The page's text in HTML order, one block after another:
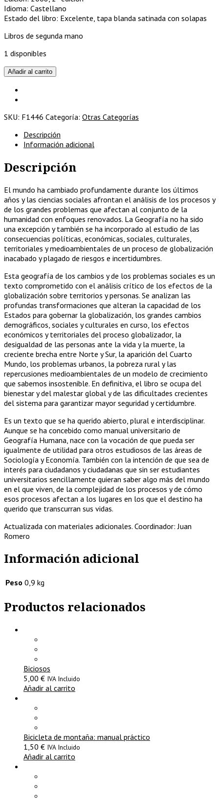
Idioma: Castellano
Estado del libro: Excelente, tapa blanda satinada con solapas
Libros de segunda mano
1 disponibles
Geografía
humana.
Procesos,
riesgos
incertidumbres
mundo
cantidad
Añadir al carrito
SKU: F1446 Categoría: Otras Categorías
Descripción
Información adicional
Descripción
El mundo ha cambiado profundamente durante los últimos
años y las ciencias sociales afrontan el análisis de los procesos y
de los grandes problemas que afectan al conjunto de la
humanidad con enfoques renovados. La Geografía no ha sido
una excepción y también se ha incorporado al estudio de las
consecuencias políticas, económicas, sociales, culturales,
territoriales y medioambientales de un proceso de globalización
inacabado y plagado de riesgos e incertidumbres.
Esta geografía de los cambios y de los problemas sociales es un
texto comprometido con el análisis crítico de los efectos de la
globalización sobre territorios y personas. Se analizan las
profundas transformaciones que alteran la capacidad de los
Estados para gobernar la globalización, los grandes cambios
demográficos, sociales y culturales en curso, los efectos
económicos y territoriales del proceso globalizador, la
desigualdad de las personas ante la vida y la muerte, la
creciente brecha entre Norte y Sur, la aparición del Cuarto
Mundo, los problemas urbanos, la pobreza rural y las
repercusiones medioambientales de un modelo de crecimiento
que sabemos insostenible. En definitiva, el libro se ocupa del
bienestar y del malestar global y de las dificultades crecientes
del sistema para garantizar mayor seguridad y certidumbre.
Es un texto que se ha querido abierto, plural e interdisciplinar.
Aunque se ha concebido como manual universitario de
Geografía Humana, nace con la vocación de que pueda ser
igualmente de utilidad para otros estudiosos de las áreas de
Sociología y Economía. También con la intención de que sea de
interés para ciudadanos y ciudadanas que sin ser estudiantes
universitarios sencillamente quieran saber algo más del mundo
en el que viven, de la complejidad de los procesos y de cómo
esos procesos afectan a los lugares en los que el destino ha
querido que transcurran sus vidas.
Actualizada con materiales adicionales. Coordinador: Juan
Romero
Información adicional
Peso 0,9 kg
Productos relacionados
Biciosos
5,00 € IVA Incluido
Añadir al carrito
Bicicleta de montaña: manual práctico
1,50 € IVA Incluido
Añadir al carrito